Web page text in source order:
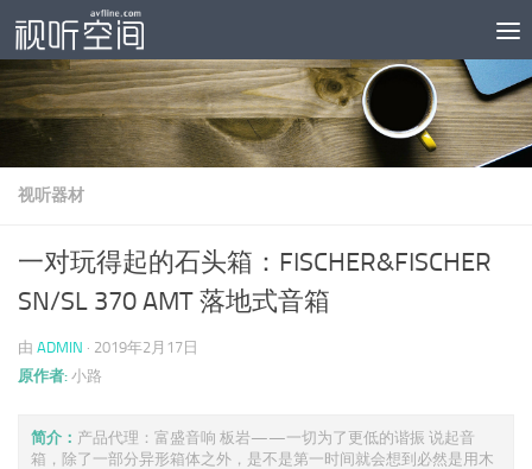
跳至内容
视听器材
一对玩得起的石头箱：FISCHER&FISCHER
SN/SL 370 AMT 落地式音箱
由 ADMIN · 2019年2月17日
原作者: 小路
简介： 产品代理：富盛音响 板岩——一切为了更低的谐振 说起音
箱，除了一部分异形箱体之外，是不是第一时间就会想到必然是用木